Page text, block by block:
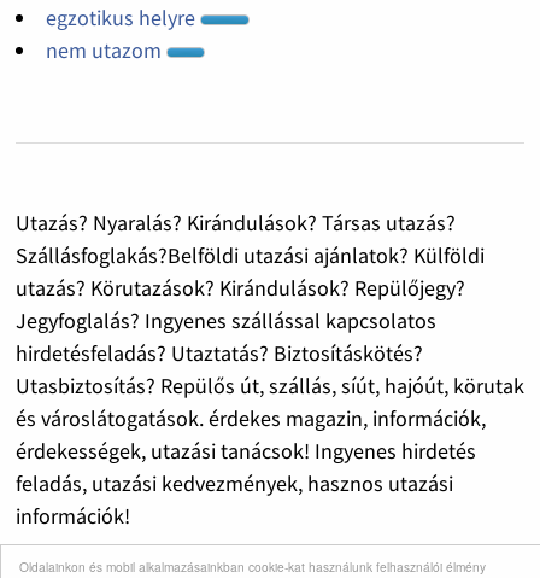
Oldalainkon és mobil alkalmazásainkban cookie-kat használunk felhasználói élmény
egzotikus helyre
nem utazom
Utazás? Nyaralás? Kirándulások? Társas utazás?
Szállásfoglakás?Belföldi utazási ajánlatok? Külföldi
utazás? Körutazások? Kirándulások? Repülőjegy?
Jegyfoglalás? Ingyenes szállással kapcsolatos
hirdetésfeladás? Utaztatás? Biztosításkötés?
Utasbiztosítás? Repülős út, szállás, síút, hajóút, körutak
és városlátogatások. érdekes magazin, információk,
érdekességek, utazási tanácsok! Ingyenes hirdetés
feladás, utazási kedvezmények, hasznos utazási
információk!